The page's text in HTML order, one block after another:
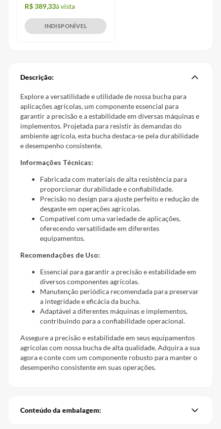
R$ 389,33à vista
INDISPONÍVEL
Descrição:
Explore a versatilidade e utilidade de nossa bucha para
aplicações agrícolas, um componente essencial para
garantir a precisão e a estabilidade em diversas máquinas e
implementos. Projetada para resistir às demandas do
ambiente agrícola, esta bucha destaca-se pela durabilidade
e desempenho consistente.
Informações Técnicas:
Fabricada com materiais de alta resistência para
proporcionar durabilidade e confiabilidade.
Precisão no design para ajuste perfeito e redução de
desgaste em operações agrícolas.
Compatível com uma variedade de aplicações,
oferecendo versatilidade em diferentes
equipamentos.
Recomendações de Uso:
Essencial para garantir a precisão e estabilidade em
diversos componentes agrícolas.
Manutenção periódica recomendada para preservar
a integridade e eficácia da bucha.
Adaptável a diferentes máquinas e implementos,
contribuindo para a confiabilidade operacional.
Assegure a precisão e estabilidade em seus equipamentos
agrícolas com nossa bucha de alta qualidade. Adquira a sua
agora e conte com um componente robusto para manter o
desempenho consistente em suas operações.
Conteúdo da embalagem: